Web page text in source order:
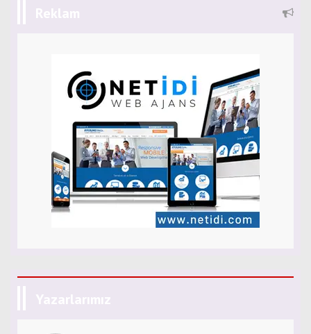
Reklam
Yazarlarımız